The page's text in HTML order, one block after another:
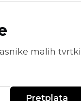
malih
Pretplata